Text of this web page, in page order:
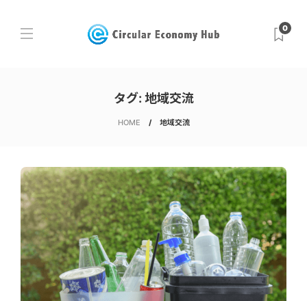
0
タグ: 地域交流
HOME 地域交流